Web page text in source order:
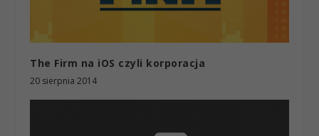
The Firm na iOS czyli korporacja
20 sierpnia 2014